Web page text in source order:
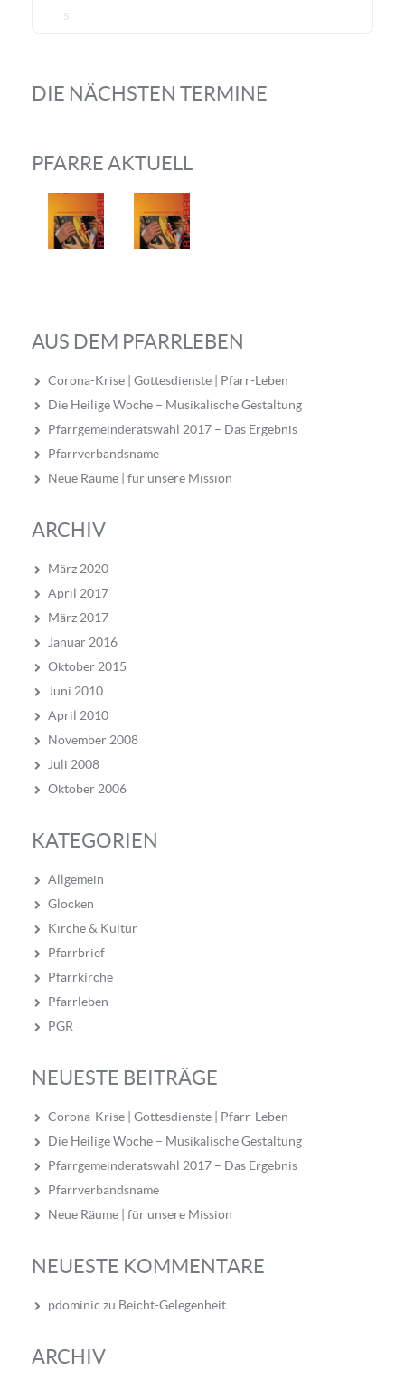
5
DIE NÄCHSTEN TERMINE
PFARRE AKTUELL
AUS DEM PFARRLEBEN
Corona-Krise | Gottesdienste | Pfarr-Leben
Die Heilige Woche – Musikalische Gestaltung
Pfarrgemeinderatswahl 2017 – Das Ergebnis
Pfarrverbandsname
Neue Räume | für unsere Mission
ARCHIV
März 2020
April 2017
März 2017
Januar 2016
Oktober 2015
Juni 2010
April 2010
November 2008
Juli 2008
Oktober 2006
KATEGORIEN
Allgemein
Glocken
Kirche & Kultur
Pfarrbrief
Pfarrkirche
Pfarrleben
PGR
NEUESTE BEITRÄGE
Corona-Krise | Gottesdienste | Pfarr-Leben
Die Heilige Woche – Musikalische Gestaltung
Pfarrgemeinderatswahl 2017 – Das Ergebnis
Pfarrverbandsname
Neue Räume | für unsere Mission
NEUESTE KOMMENTARE
pdominic zu Beicht-Gelegenheit
ARCHIV